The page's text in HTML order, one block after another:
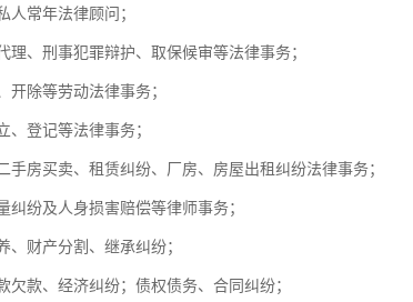
人常年法律顾问；
理、刑事犯罪辩护、取保候审等法律事务；
、开除等劳动法律事务；
立、登记等法律事务；
手房买卖、租赁纠纷、厂房、房屋出租纠纷法律事务；
量纠纷及人身损害赔偿等律师事务；
养、财产分割、继承纠纷；
欠款、经济纠纷；债权债务、合同纠纷；